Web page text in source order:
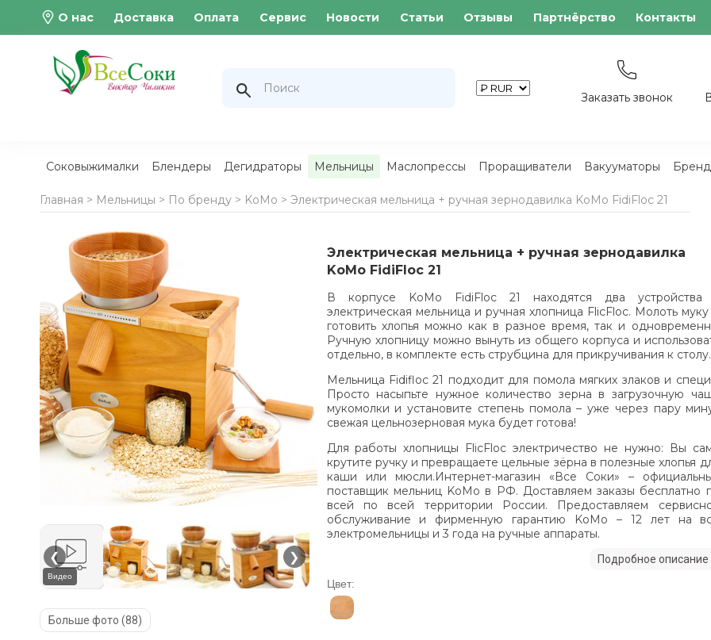
О нас Доставка Оплата Сервис Новости Статьи Отзывы Партнёрство Контакты
Заказать звонок
Соковыжималки Блендеры Дегидраторы Мельницы Маслопрессы Проращиватели Вакууматоры
Главная > Мельницы > По бренду> KoMo > Электрическая мельница + ручная зернодавилка KoMo FidiFloc 21
Видео
❮ ❯
Больше фото (88)
Электрическая мельница + ручная зернодавилка
KoMo FidiFloc 21
В корпусе KoMo FidiFloc 21 находятся два устройства
электрическая мельница и ручная хлопница FlicFloc. Молоть
готовить хлопья можно как в разное время, так и
Ручную хлопницу можно вынуть из общего корпуса и
отдельно, в комплекте есть струбцина для прикручивания к столу.
Мельница Fidifloc 21 подходит для помола мягких злаков и
Просто насыпьте нужное количество зерна в загрузочную
мукомолки и установите степень помола – уже через пару
свежая цельнозерновая мука будет готова!
Для работы хлопницы FlicFloc электричество не нужно: Вы
крутите ручку и превращаете цельные зёрна в полезные хлопья
каши или мюсли.Интернет-магазин «Все Соки» –
поставщик мельниц KoMo в РФ. Доставляем заказы бесплатно
всей по всей территории России. Предоставляем
обслуживание и фирменную гарантию KoMo – 12 лет на
электромельницы и 3 года на ручные аппараты.
Подробное описание
Цвет: